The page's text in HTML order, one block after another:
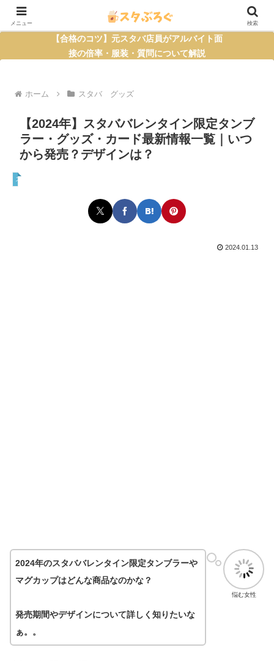
【合格のコツ】元スタバ店員がアルバイト面
接の倍率・服装・質問について解説
ホーム スタバ グッズ
【2024年】スタババレンタイン限定タンブ
ラー・グッズ・カード最新情報一覧｜いつ
から発売？デザインは？
スタバ グッズ
2024.01.13
悩む女性
2024年のスタババレンタイン限定タンブラーや
マグカップはどんな商品なのかな？
発売期間やデザインについて詳しく知りたいな
ぁ。。
メニュー 検索